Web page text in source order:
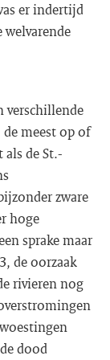
er indertijd
verschillende
meest op of
als de St.-
zware
hoge
sprake maar
de oorzaak
rivieren nog
dood